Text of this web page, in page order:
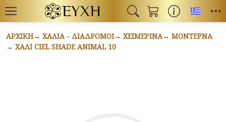
ΑΡΧΙΚΉ ΧΑΛΙΆ - ΔΙΆΔΡΟΜΟΙ ΧΕΙΜΕΡΙΝΆ
ΜΟΝΤΈΡΝΑ
ΧΑΛΊ CIEL SHADE ANIMAL 10